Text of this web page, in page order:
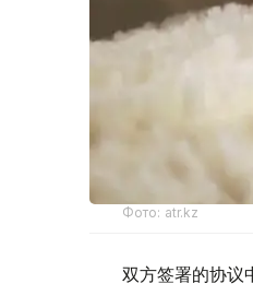
Фото: atr.kz
双方签署的协议